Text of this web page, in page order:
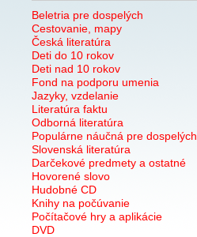
Beletria pre dospelých
Cestovanie, mapy
Česká literatúra
Deti do 10 rokov
Deti nad 10 rokov
Fond na podporu umenia
Jazyky, vzdelanie
Literatúra faktu
Odborná literatúra
Populárne náučná pre dospelých
Slovenská literatúra
Darčekové predmety a ostatné
Hovorené slovo
Hudobné CD
Knihy na počúvanie
Počítačové hry a aplikácie
DVD